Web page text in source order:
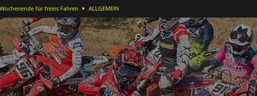
für freies Fahren ALLGEMEIN
bei der DMX Open in Bielstein MOTOCROSS NAT
DM-Lauf in Bielstein für Alex Massury MX NEWS
stürmt in Lommel aufs Podest MOTOCROSS INT
Meisterschaft MOTOCROSS NAT